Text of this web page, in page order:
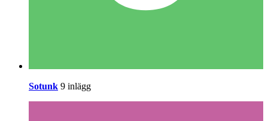
Sotunk 9 inlägg